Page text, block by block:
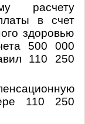
расчету
в счет
здоровью
500 000
110 250
110 250